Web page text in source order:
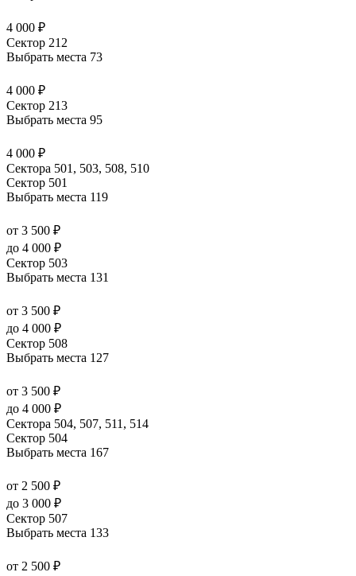
4 000 ₽
Сектор 212
Выбрать места 73
4 000 ₽
Сектор 213
Выбрать места 95
4 000 ₽
Сектора 501, 503, 508, 510
Сектор 501
Выбрать места 119
от 3 500 ₽
до 4 000 ₽
Сектор 503
Выбрать места 131
от 3 500 ₽
до 4 000 ₽
Сектор 508
Выбрать места 127
от 3 500 ₽
до 4 000 ₽
Сектора 504, 507, 511, 514
Сектор 504
Выбрать места 167
от 2 500 ₽
до 3 000 ₽
Сектор 507
Выбрать места 133
от 2 500 ₽